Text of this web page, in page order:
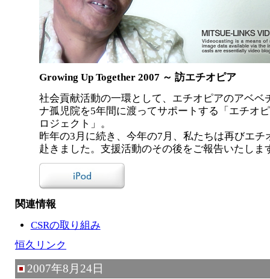
Growing Up Together 2007 ～ 訪エチオピア
社会貢献活動の一環として、エチオピアのアベベ
ナ孤児院を5年間に渡ってサポートする「エチオ
ロジェクト」。
昨年の3月に続き、今年の7月、私たちは再びエチ
赴きました。支援活動のその後をご報告いたしま
関連情報
CSRの取り組み
恒久リンク
2007年8月24日